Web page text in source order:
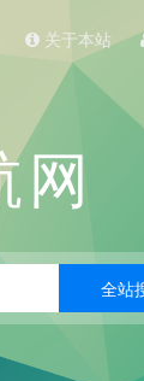
关于本站
网